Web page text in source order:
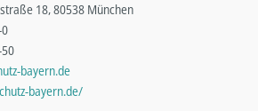
18, 80538 München
bayern.de
bayern.de/